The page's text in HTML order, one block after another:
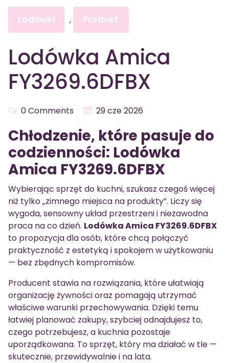
Lodówki , Produkt
Lodówka Amica
FY3269.6DFBX
0 Comments 29 cze 2026
Chłodzenie, które pasuje do
codzienności: Lodówka
Amica FY3269.6DFBX
Wybierając sprzęt do kuchni, szukasz czegoś więcej
niż tylko „zimnego miejsca na produkty”. Liczy się
wygoda, sensowny układ przestrzeni i niezawodna
praca na co dzień. Lodówka Amica FY3269.6DFBX
to propozycja dla osób, które chcą połączyć
praktyczność z estetyką i spokojem w użytkowaniu
— bez zbędnych kompromisów.
Producent stawia na rozwiązania, które ułatwiają
organizację żywności oraz pomagają utrzymać
właściwe warunki przechowywania. Dzięki temu
łatwiej planować zakupy, szybciej odnajdujesz to,
czego potrzebujesz, a kuchnia pozostaje
uporządkowana. To sprzęt, który ma działać w tle —
skutecznie, przewidywalnie i na lata.